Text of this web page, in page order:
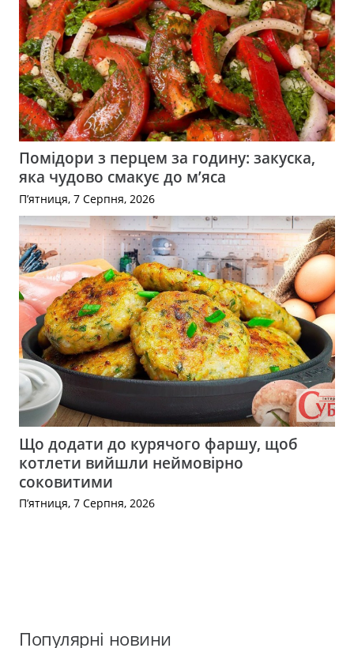
Помідори з перцем за годину: закуска,
яка чудово смакує до м’яса
П’ятниця, 7 Серпня, 2026
Що додати до курячого фаршу, щоб
котлети вийшли неймовірно
соковитими
П’ятниця, 7 Серпня, 2026
Популярні новини